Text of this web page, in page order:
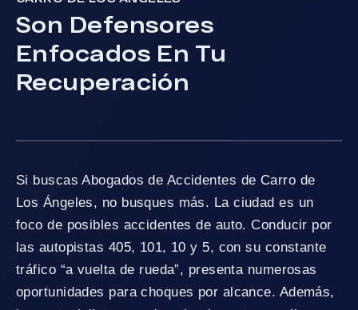
Son Defensores
Enfocados En Tu
Recuperación
Si buscas Abogados de Accidentes de Carro de
Los Ángeles, no busques más. La ciudad es un
foco de posibles accidentes de auto. Conducir por
las autopistas 405, 101, 10 y 5, con su constante
tráfico “a vuelta de rueda”, presenta numerosas
oportunidades para choques por alcance. Además,